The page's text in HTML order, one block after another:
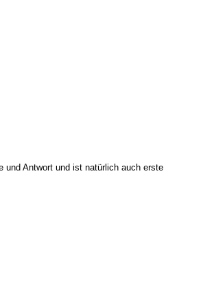
und Antwort und ist natürlich auch erste